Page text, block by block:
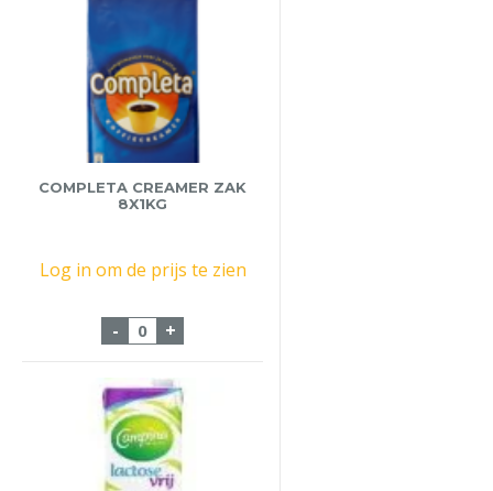
COMPLETA CREAMER ZAK
8X1KG
Log in om de prijs te zien
- Completa Creamer Zak 8x1Kg aantal
+